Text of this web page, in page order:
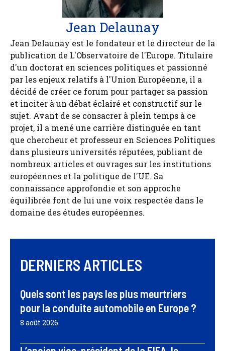
Jean Delaunay
Jean Delaunay est le fondateur et le directeur de la
publication de L'Observatoire de l'Europe. Titulaire
d'un doctorat en sciences politiques et passionné
par les enjeux relatifs à l'Union Européenne, il a
décidé de créer ce forum pour partager sa passion
et inciter à un débat éclairé et constructif sur le
sujet. Avant de se consacrer à plein temps à ce
projet, il a mené une carrière distinguée en tant
que chercheur et professeur en Sciences Politiques
dans plusieurs universités réputées, publiant de
nombreux articles et ouvrages sur les institutions
européennes et la politique de l'UE. Sa
connaissance approfondie et son approche
équilibrée font de lui une voix respectée dans le
domaine des études européennes.
DERNIERS ARTICLES
Quels sont les pays les plus meurtriers
pour la conduite automobile en Europe ?
8 août 2026